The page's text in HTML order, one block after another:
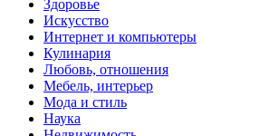
Здоровье
Искусство
Интернет и компьютеры
Кулинария
Любовь, отношения
Мебель, интерьер
Мода и стиль
Наука